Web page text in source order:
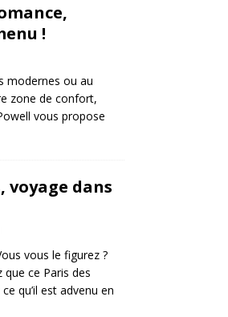
!
modernes ou au
zone de confort,
vous propose
voyage dans
vous le figurez ?
ce Paris des
qu’il est advenu en